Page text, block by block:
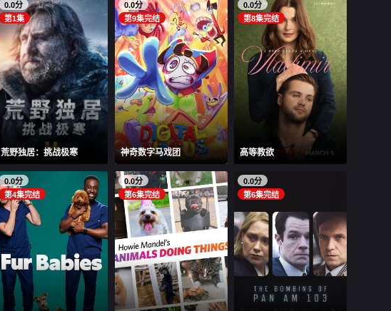
0.0分
第1集
荒野独居：挑战极寒
0.0分
第9集完结
神奇数字马戏团
0.0分
第8集完结
高等教欲
0.0分
第4集完结
0.0分
第6集完结
0.0分
第6集完结